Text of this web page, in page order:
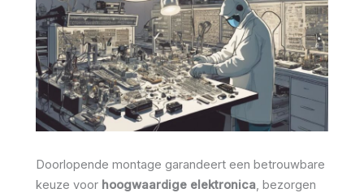
Doorlopende montage garandeert een betrouwbare
keuze voor hoogwaardige elektronica, bezorgen